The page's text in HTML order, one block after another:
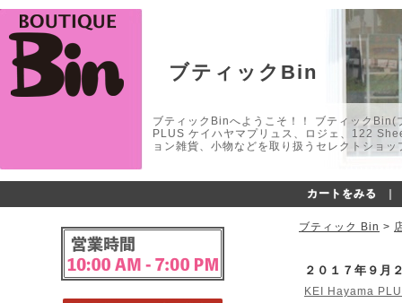
ブティックBin
ブティックBinへようこそ！！ ブティック
PLUS ケイハヤマプリュス、ロジェ、122
ョン雑貨、小物などを取り扱うセレクトショ
カートをみる
ブティック Bin >
２０１７年９月
KEI Hayama